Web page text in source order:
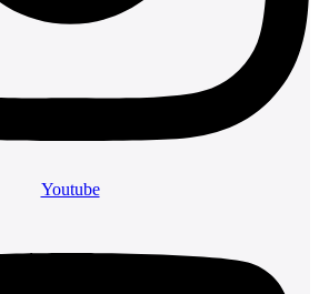
Youtube